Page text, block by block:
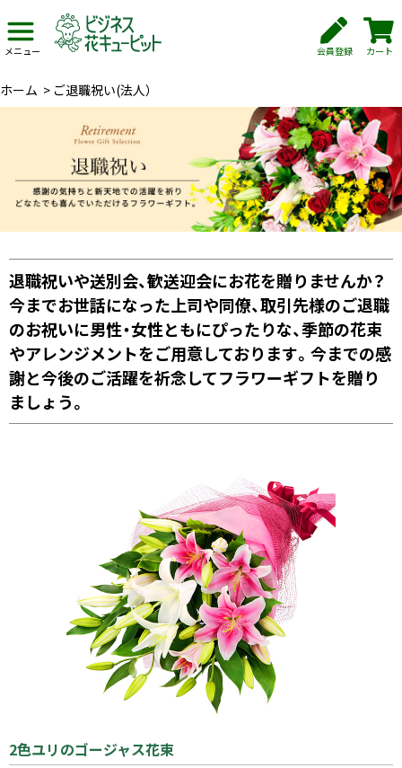
メニュー 会員登録 カート
ホーム > ご退職祝い(法人）
退職祝いや送別会、歓送迎会にお花を贈りませんか？
今までお世話になった上司や同僚、取引先様のご退職
のお祝いに男性・女性ともにぴったりな、季節の花束
やアレンジメントをご用意しております。今までの感
謝と今後のご活躍を祈念してフラワーギフトを贈り
ましょう。
2色ユリのゴージャス花束